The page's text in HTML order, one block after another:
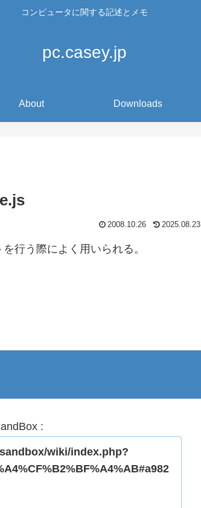
コンピュータに関する記述とメモ
pc.casey.jp
About Downloads
2008.10.26 2025.08.23
行う際によく用いられる。
:
wiki/index.php?